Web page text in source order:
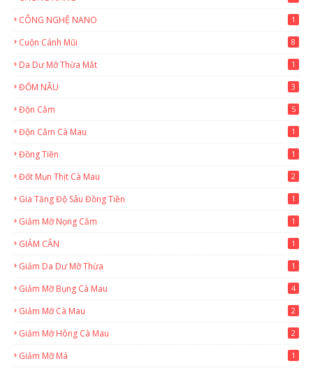
CÔNG NGHỆ NANO 1
Cuộn Cánh Mũi 8
Da Dư Mỡ Thừa Mắt 1
ĐỐM NÂU 3
Độn Cằm 5
Độn Cằm Cà Mau 1
Đồng Tiền 1
Đốt Mụn Thịt Cà Mau 2
Gia Tăng Độ Sâu Đồng Tiền 1
Giảm Mỡ Nọng Cằm 1
GIẢM CÂN 1
Giảm Da Dư Mỡ Thừa 1
Giảm Mỡ Bụng Cà Mau 4
Giảm Mỡ Cà Mau 2
Giảm Mỡ Hông Cà Mau 2
Giảm Mỡ Má 1